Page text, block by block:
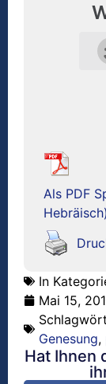
Als PDF
Hebräisch)
In
Mai 15,
Genesung,
Hat Ihnen